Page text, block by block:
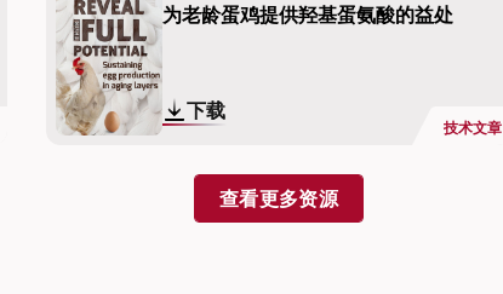
为老龄蛋鸡提供羟基蛋氨酸的益处
下载
技术文章
查看更多资源